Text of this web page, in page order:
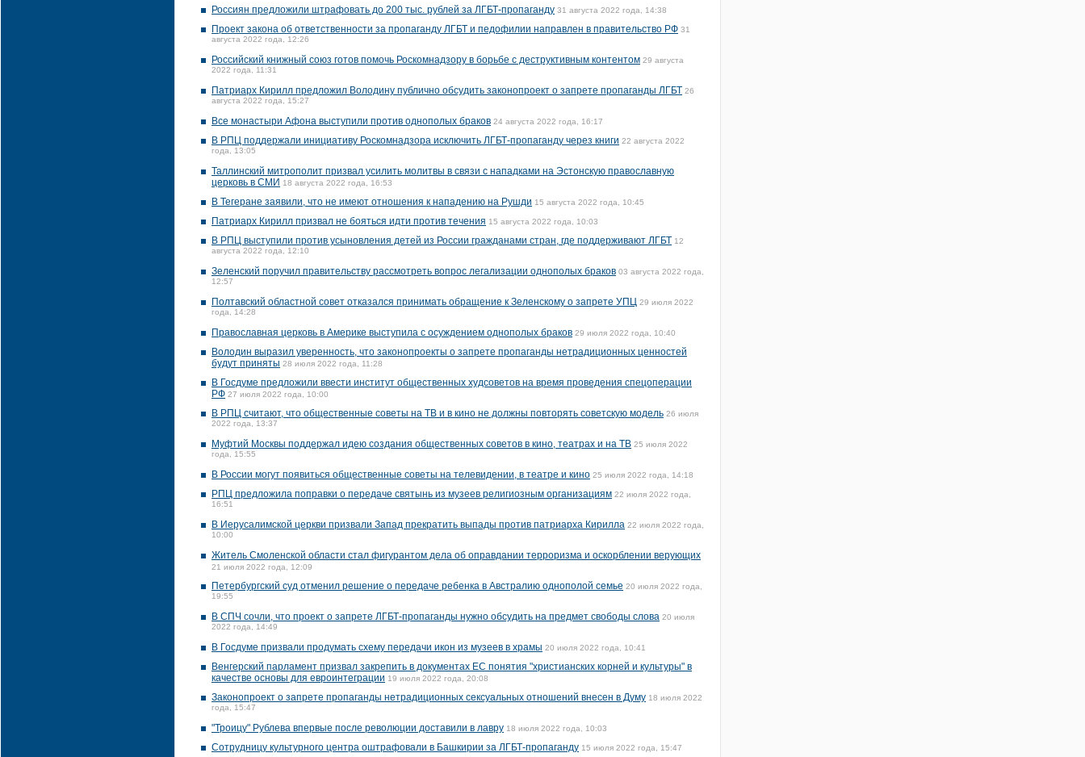
Россиян предложили штрафовать до 200 тыс. рублей за ЛГБТ-пропаганду 31 августа 2022 года, 14:38
Проект закона об ответственности за пропаганду ЛГБТ и педофилии направлен в правительство РФ 31
августа 2022 года, 12:26
Российский книжный союз готов помочь Роскомнадзору в борьбе с деструктивным контентом 29 августа
2022 года, 11:31
Патриарх Кирилл предложил Володину публично обсудить законопроект о запрете пропаганды ЛГБТ 26
августа 2022 года, 15:27
Все монастыри Афона выступили против однополых браков 24 августа 2022 года, 16:17
В РПЦ поддержали инициативу Роскомнадзора исключить ЛГБТ-пропаганду через книги 22 августа 2022
года, 13:05
Таллинский митрополит призвал усилить молитвы в связи с нападками на Эстонскую православную
церковь в СМИ 18 августа 2022 года, 16:53
В Тегеране заявили, что не имеют отношения к нападению на Рушди 15 августа 2022 года, 10:45
Патриарх Кирилл призвал не бояться идти против течения 15 августа 2022 года, 10:03
В РПЦ выступили против усыновления детей из России гражданами стран, где поддерживают ЛГБТ 12
августа 2022 года, 12:10
Зеленский поручил правительству рассмотреть вопрос легализации однополых браков 03 августа 2022 года,
12:57
Полтавский областной совет отказался принимать обращение к Зеленскому о запрете УПЦ 29 июля 2022
года, 14:28
Православная церковь в Америке выступила с осуждением однополых браков 29 июля 2022 года, 10:40
Володин выразил уверенность, что законопроекты о запрете пропаганды нетрадиционных ценностей
будут приняты 28 июля 2022 года, 11:28
В Госдуме предложили ввести институт общественных худсоветов на время проведения спецоперации
РФ 27 июля 2022 года, 10:00
В РПЦ считают, что общественные советы на ТВ и в кино не должны повторять советскую модель 26 июля
2022 года, 13:37
Муфтий Москвы поддержал идею создания общественных советов в кино, театрах и на ТВ 25 июля 2022
года, 15:55
В России могут появиться общественные советы на телевидении, в театре и кино 25 июля 2022 года, 14:18
РПЦ предложила поправки о передаче святынь из музеев религиозным организациям 22 июля 2022 года,
16:51
В Иерусалимской церкви призвали Запад прекратить выпады против патриарха Кирилла 22 июля 2022 года,
10:00
Житель Смоленской области стал фигурантом дела об оправдании терроризма и оскорблении верующих
21 июля 2022 года, 12:09
Петербургский суд отменил решение о передаче ребенка в Австралию однополой семье 20 июля 2022 года,
19:55
В СПЧ сочли, что проект о запрете ЛГБТ-пропаганды нужно обсудить на предмет свободы слова 20 июля
2022 года, 14:49
В Госдуме призвали продумать схему передачи икон из музеев в храмы 20 июля 2022 года, 10:41
Венгерский парламент призвал закрепить в документах ЕС понятия "христианских корней и культуры" в
качестве основы для евроинтеграции 19 июля 2022 года, 20:08
Законопроект о запрете пропаганды нетрадиционных сексуальных отношений внесен в Думу 18 июля 2022
года, 15:47
"Троицу" Рублева впервые после революции доставили в лавру 18 июля 2022 года, 10:03
Сотрудницу культурного центра оштрафовали в Башкирии за ЛГБТ-пропаганду 15 июля 2022 года, 15:47